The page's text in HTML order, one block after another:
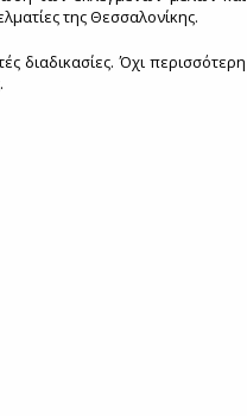
της Θεσσαλονίκης.
διαδικασίες. Όχι περισσότερη